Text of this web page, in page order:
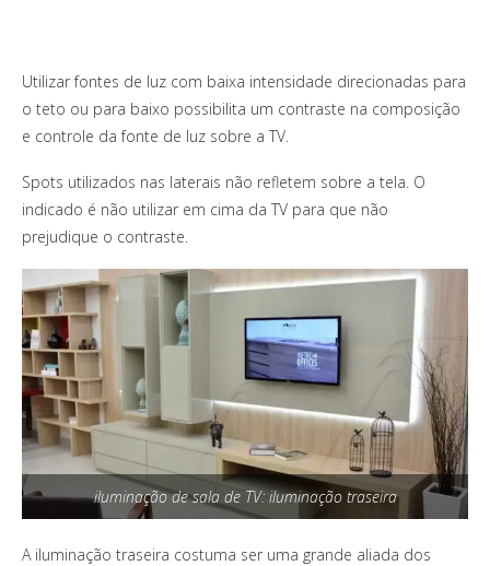
Utilizar fontes de luz com baixa intensidade direcionadas para
o teto ou para baixo possibilita um contraste na composição
e controle da fonte de luz sobre a TV.
Spots utilizados nas laterais não refletem sobre a tela. O
indicado é não utilizar em cima da TV para que não
prejudique o contraste.
iluminação de sala de TV: iluminação traseira
A iluminação traseira costuma ser uma grande aliada dos